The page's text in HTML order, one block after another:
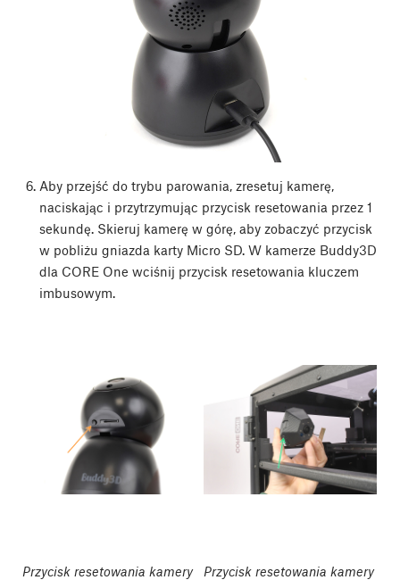
Aby przejść do trybu parowania, zresetuj kamerę,
naciskając i przytrzymując przycisk resetowania przez 1
sekundę. Skieruj kamerę w górę, aby zobaczyć przycisk
w pobliżu gniazda karty Micro SD. W kamerze Buddy3D
dla CORE One wciśnij przycisk resetowania kluczem
imbusowym.
Przycisk resetowania kamery
Przycisk resetowania kamery